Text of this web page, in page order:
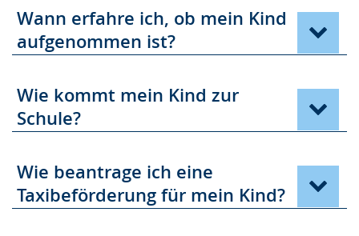
i
Wann erfahre ich, ob mein Kind
aufgenommen ist?
Wie kommt mein Kind zur
Schule?
Wie beantrage ich eine
Taxibeförderung für mein Kind?